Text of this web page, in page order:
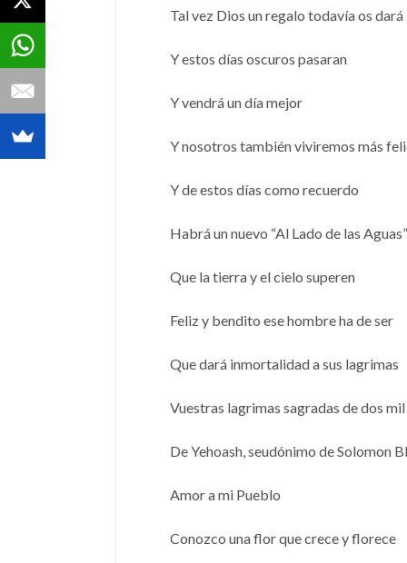
Tal vez Dios un regalo todavía os dará
Y estos días oscuros pasaran
Y vendrá un día mejor
Y nosotros también viviremos más
Y de estos días como recuerdo
Habrá un nuevo “Al Lado de las Aguas”
Que la tierra y el cielo superen
Feliz y bendito ese hombre ha de ser
Que dará inmortalidad a sus lagrimas
Vuestras lagrimas sagradas de dos mil
De Yehoash, seudónimo de Solomon
Amor a mi Pueblo
Conozco una flor que crece y florece